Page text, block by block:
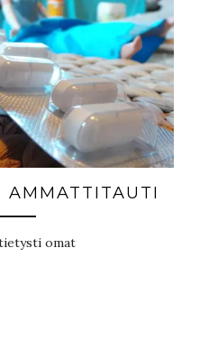
AMMATTITAUTI
omat